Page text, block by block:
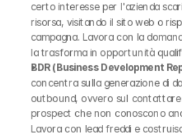
certo interesse per l'azienda
risorsa, visitando il sito web o
campagna. Lavora con la
la trasforma in opportunità
BDR (Business Development
concentra sulla generazione di
outbound, ovvero sul
prospect che non conoscono
Lavora con lead freddi e